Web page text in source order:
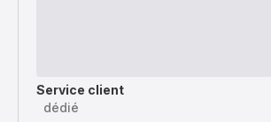
Service client
dédié